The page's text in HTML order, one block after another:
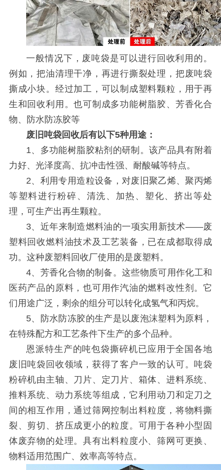
一般情况下，废吨袋是可以进行回收利用的。
例如，把油清理干净，再进行撕裂处理，把废吨袋
撕成小块。经过加工，可以制成塑料颗粒，用于再
生和回收利用。也可制成多功能树脂胶、芳香化合
物、防水防冻胶等
废旧吨袋回收后有以下5种用途：
1、多功能树脂胶粘剂的研制。该产品具有附着
力好、光泽度高、抗冲击性强、耐酸碱等特点。
2、利用专用造粒设备，对废旧聚乙烯、聚丙烯
等塑料进行粉碎、清洗、加热、塑化、挤出等处
理，可生产出再生颗粒。
3、近年来制造燃料油的一项实用新技术——废
塑料回收燃料油技术及工艺装备，已在成都取得成
功。这种废塑料回收厂使用的是废塑料。
4、芳香化合物的制备。这些物质可用作化工和
医药产品的原料，也可用作汽油的燃料改性剂。它
们用途广泛，剩余的组分可以转化成氢气和丙烷。
5、防水防冻胶的生产是以废泡沫塑料为原料，
在特殊配方和工艺条件下生产的多个品种。
恩派特生产的吨包袋撕碎机已应用于全国各地
废旧吨袋回收领域，获得了客户一致的认可。吨袋
粉碎机由主轴、刀片、定刀片、箱体、进料系统、
推料系统、动力系统等组成，它利用动刀和定刀之
间的相互作用，通过筛网控制出料粒度，将物料撕
裂、剪切、挤压成更小的粒度。可用于各种小型固
体废弃物的处理。具有出料粒度小、筛网可更换、
物料适用范围广、效率高等特点。